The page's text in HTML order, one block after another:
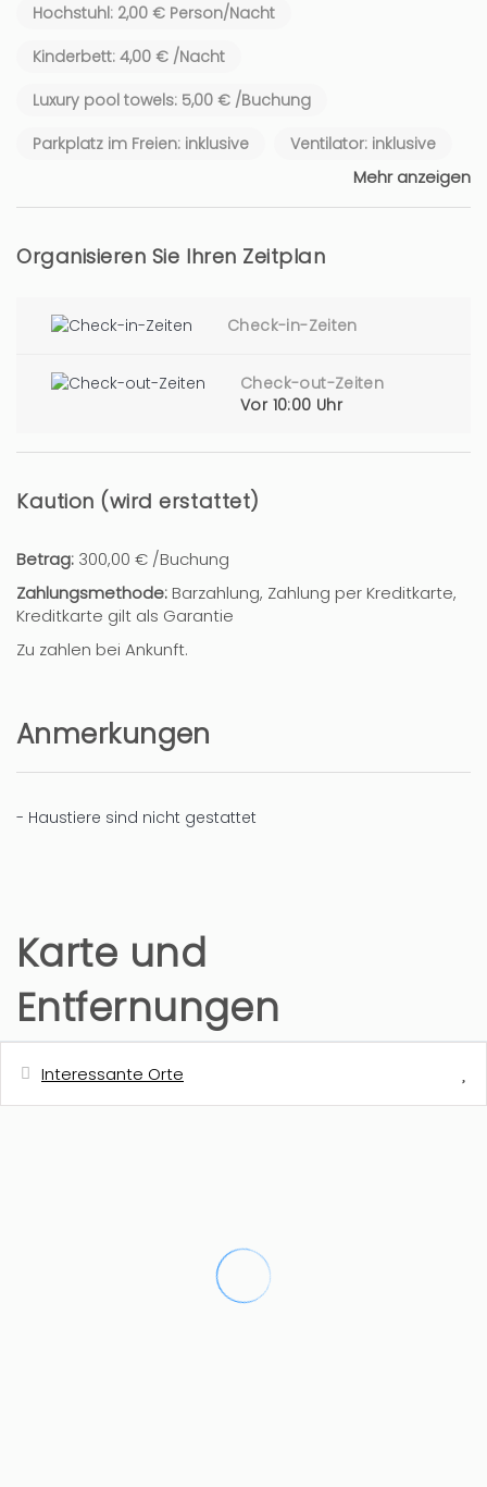
Hochstuhl: 2,00 € Person/Nacht
Kinderbett: 4,00 € /Nacht
Luxury pool towels: 5,00 € /Buchung
Parkplatz im Freien: inklusive
Ventilator: inklusive
Mehr anzeigen
Organisieren Sie Ihren Zeitplan
Check-in-Zeiten
Check-out-Zeiten
Vor 10:00 Uhr
Kaution (wird erstattet)
Betrag: 300,00 € /Buchung
Zahlungsmethode: Barzahlung, Zahlung per Kreditkarte,
Kreditkarte gilt als Garantie
Zu zahlen bei Ankunft.
Anmerkungen
- Haustiere sind nicht gestattet
Karte und
Entfernungen
Interessante Orte
Nächste Einkaufsmöglichkeit